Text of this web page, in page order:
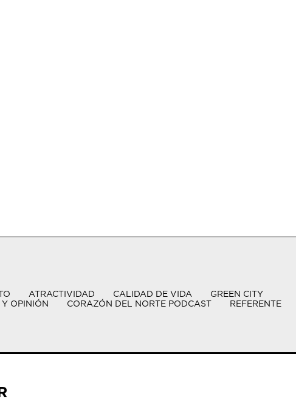
ATRACTIVIDAD CALIDAD DE VIDA
GREEN CITY
OPINIÓN
CORAZÓN DEL NORTE PODCAST REFERENTE